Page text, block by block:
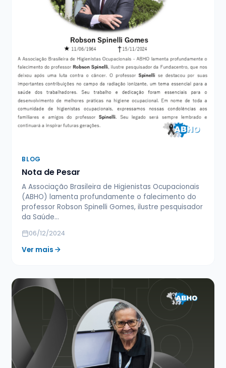
BLOG
Nota de Pesar
A Associação Brasileira de Higienistas Ocupacionais
(ABHO) lamenta profundamente o falecimento do
professor Robson Spinelli Gomes, ilustre pesquisador
da Saúde…
06/12/2024
Ver mais